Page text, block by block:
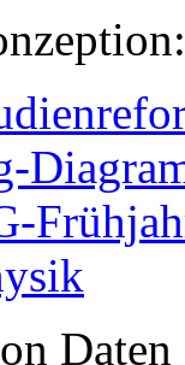
Daten